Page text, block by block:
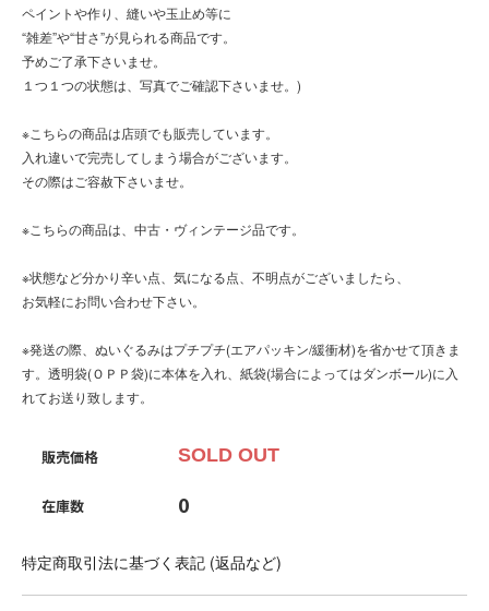
ペイントや作り、縫いや玉止め等に
“雑差”や“甘さ”が見られる商品です。
予めご了承下さいませ。
１つ１つの状態は、写真でご確認下さいませ。)
※こちらの商品は店頭でも販売しています。
入れ違いで完売してしまう場合がございます。
その際はご容赦下さいませ。
※こちらの商品は、中古・ヴィンテージ品です。
※状態など分かり辛い点、気になる点、不明点がございましたら、
お気軽にお問い合わせ下さい。
※発送の際、ぬいぐるみはプチプチ(エアパッキン/緩衝材)を省かせて頂きま
す。透明袋(ＯＰＰ袋)に本体を入れ、紙袋(場合によってはダンボール)に入
れてお送り致します。
販売価格 SOLD OUT
在庫数 0
特定商取引法に基づく表記 (返品など)